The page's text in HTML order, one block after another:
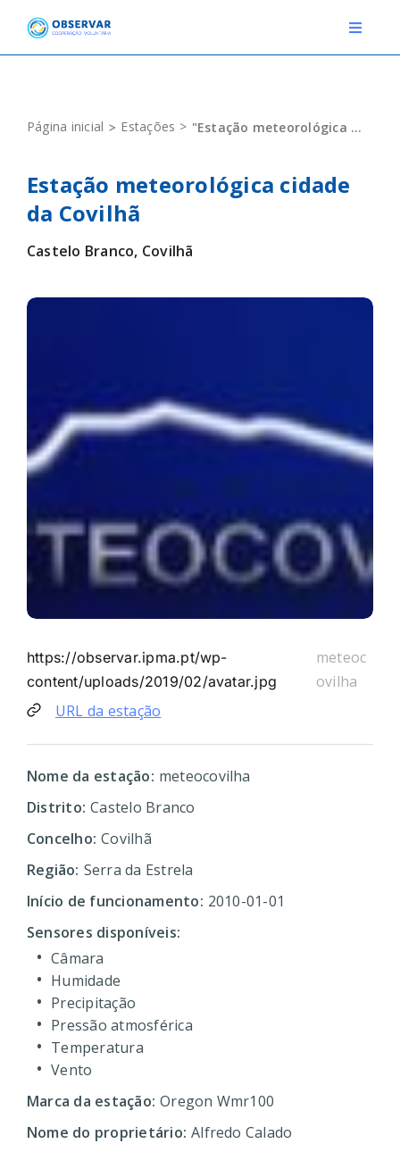
content
Toggle
EVENTOS
Página inicial Estações "Estação meteorológica cidade da Covilhã"
Estação meteorológica cidade
da Covilhã
Castelo Branco, Covilhã
https://observar.ipma.pt/wp-
content/uploads/2019/02/avatar.jpg
meteoc
ovilha
URL da estação
Nome da estação: meteocovilha
Distrito: Castelo Branco
Concelho: Covilhã
Região: Serra da Estrela
Início de funcionamento: 2010-01-01
Sensores disponíveis:
Câmara
Humidade
Precipitação
Pressão atmosférica
Temperatura
Vento
Marca da estação: Oregon Wmr100
Nome do proprietário: Alfredo Calado